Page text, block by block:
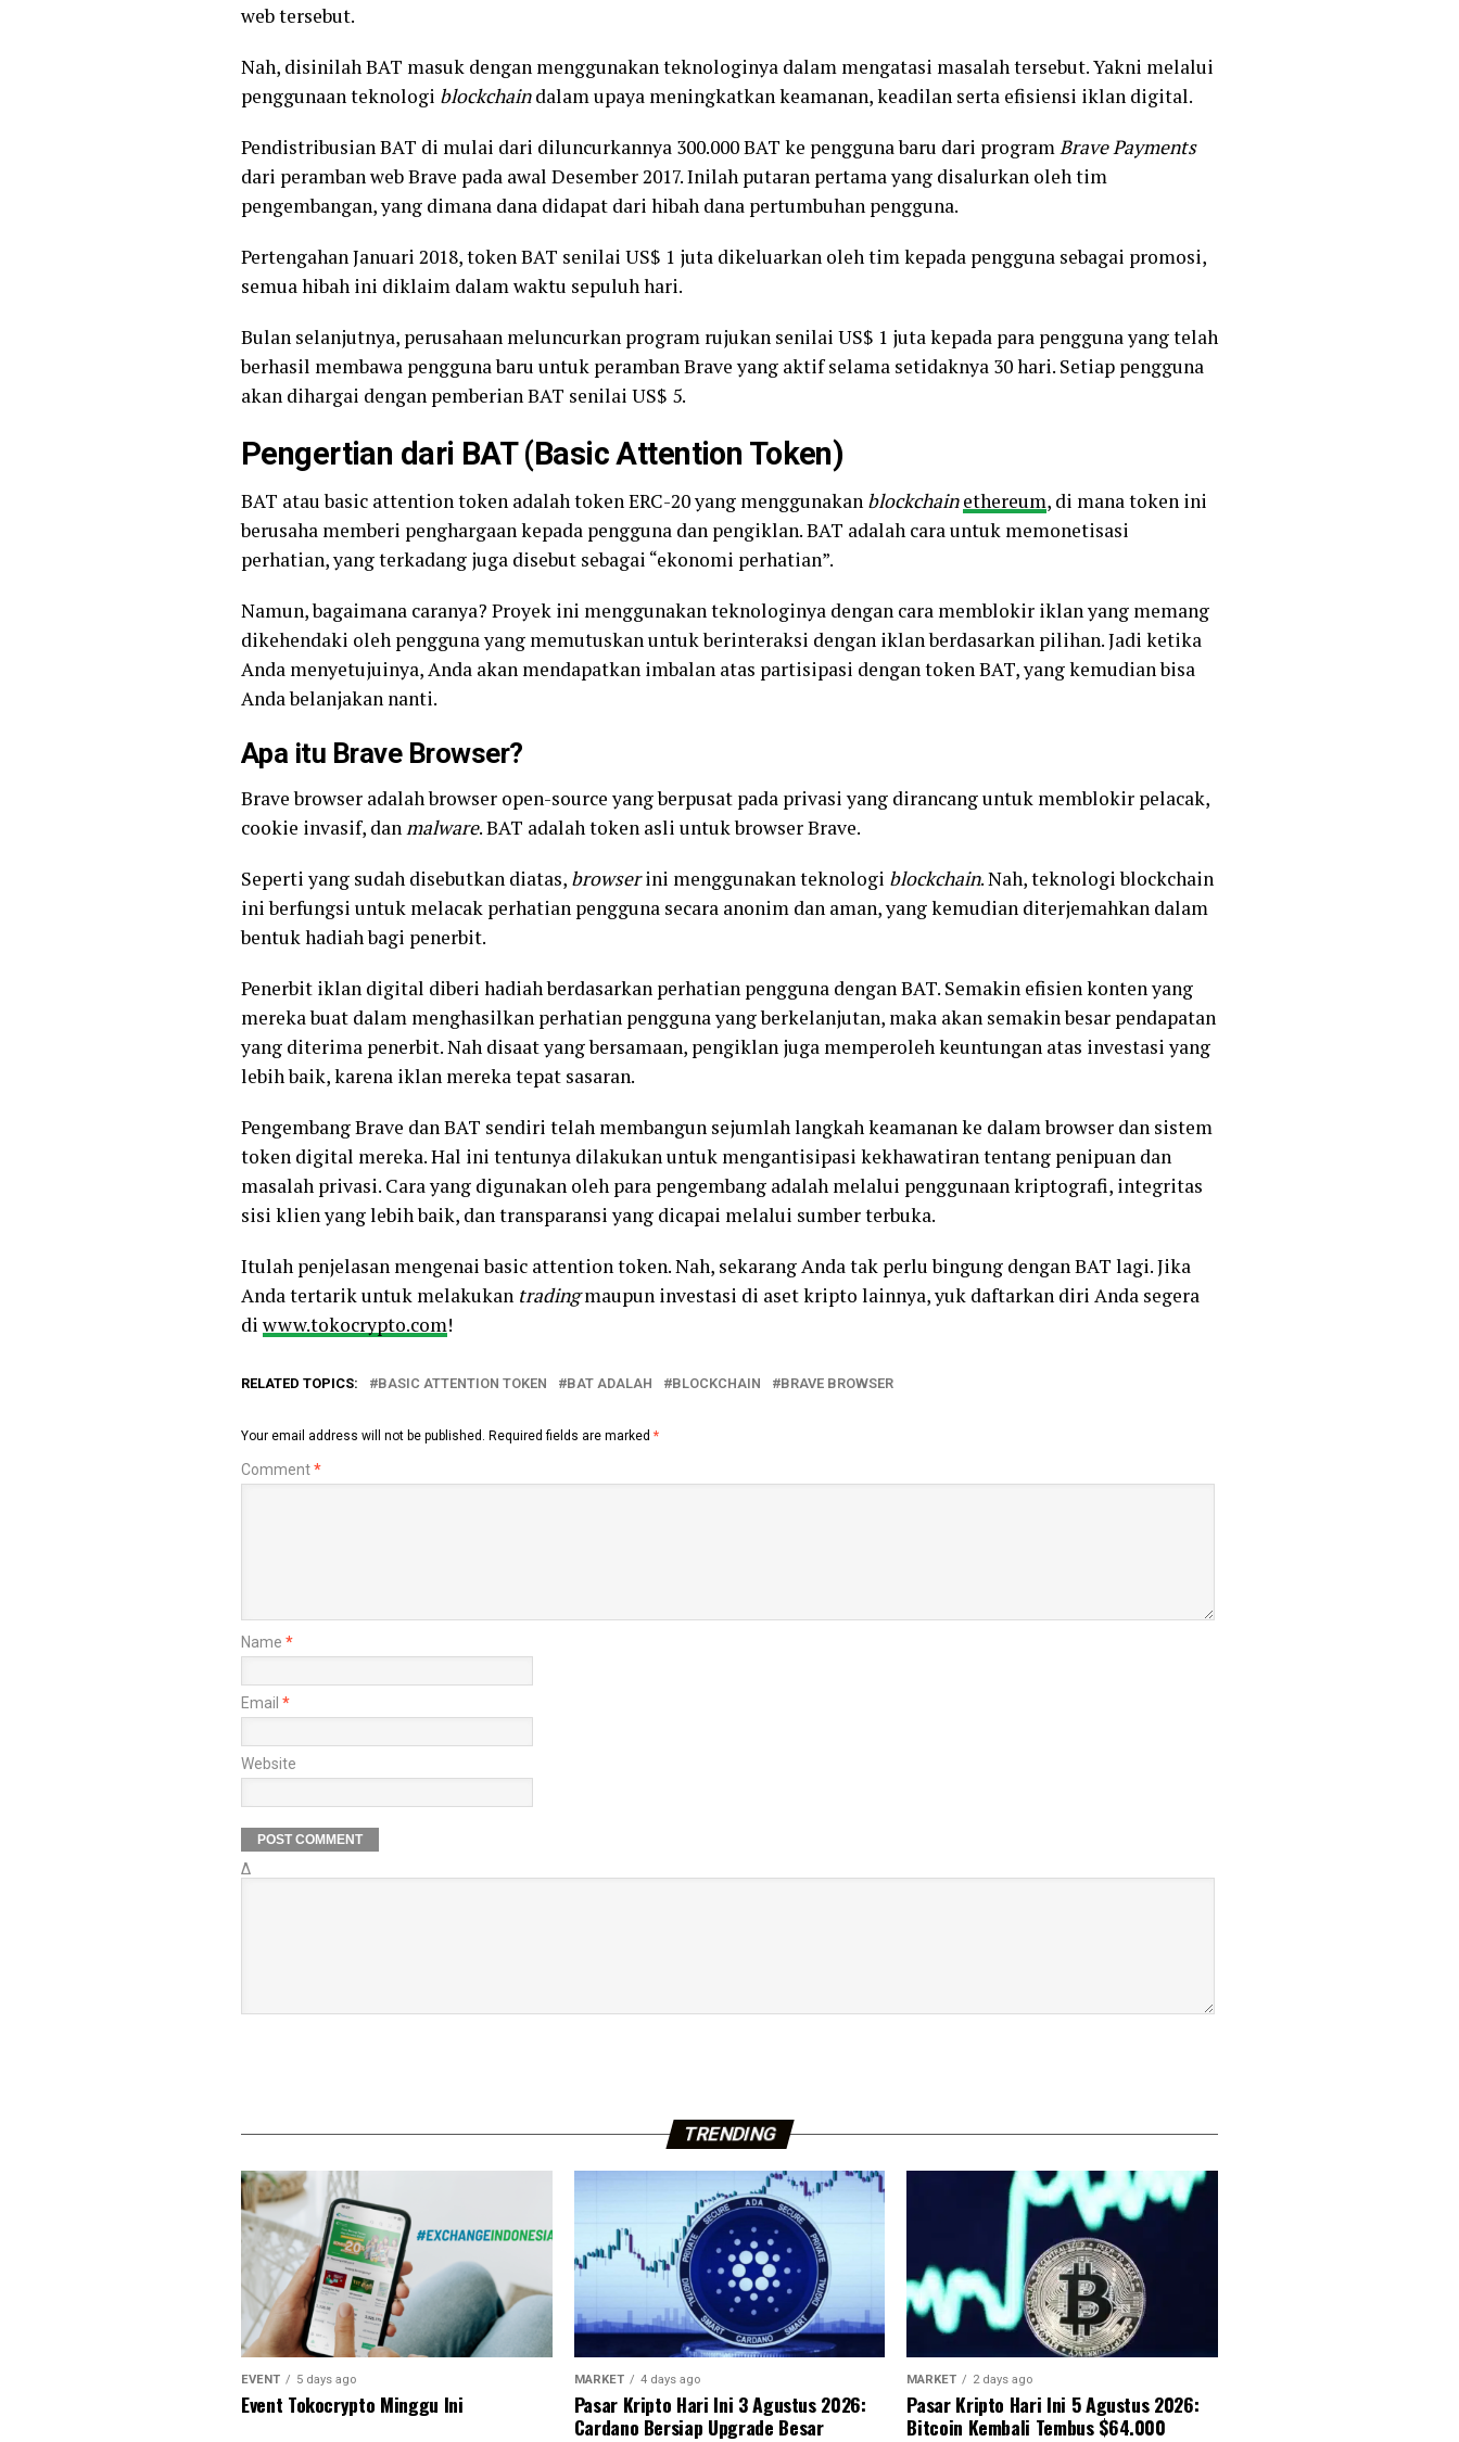
web tersebut.
Nah, disinilah BAT masuk dengan menggunakan teknologinya dalam mengatasi masalah tersebut. Yakni melalui
penggunaan teknologi blockchaindalam upaya meningkatkan keamanan, keadilan serta efisiensi iklan digital.
Pendistribusian BAT di mulai dari diluncurkannya 300.000 BAT ke pengguna baru dari programBrave Payments
dari peramban web Brave pada awal Desember 2017. Inilah putaran pertama yang disalurkan oleh tim
pengembangan, yang dimana dana didapat dari hibah dana pertumbuhan pengguna.
Pertengahan Januari 2018, token BAT senilai US$ 1 juta dikeluarkan oleh tim kepada pengguna sebagai promosi,
semua hibah ini diklaim dalam waktu sepuluh hari.
Bulan selanjutnya, perusahaan meluncurkan program rujukan senilai US$ 1 juta kepada para pengguna yang telah
berhasil membawa pengguna baru untuk peramban Brave yang aktif selama setidaknya 30 hari. Setiap pengguna
akan dihargai dengan pemberian BAT senilai US$ 5.
Pengertian dari BAT (Basic Attention Token)
BAT atau basic attention token adalah token ERC-20 yang menggunakan blockchain ethereum, di mana token ini
berusaha memberi penghargaan kepada pengguna dan pengiklan. BAT adalah cara untuk memonetisasi
perhatian, yang terkadang juga disebut sebagai “ekonomi perhatian”.
Namun, bagaimana caranya? Proyek ini menggunakan teknologinya dengan cara memblokir iklan yang memang
dikehendaki oleh pengguna yang memutuskan untuk berinteraksi dengan iklan berdasarkan pilihan. Jadi ketika
Anda menyetujuinya, Anda akan mendapatkan imbalan atas partisipasi dengan token BAT, yang kemudian bisa
Anda belanjakan nanti.
Apa itu Brave Browser?
Brave browser adalah browser open-source yang berpusat pada privasi yang dirancang untuk memblokir pelacak,
cookie invasif, danmalware. BAT adalah token asli untuk browser Brave.
Seperti yang sudah disebutkan diatas, browserini menggunakan teknologi blockchain. Nah, teknologi blockchain
ini berfungsi untuk melacak perhatian pengguna secara anonim dan aman, yang kemudian diterjemahkan dalam
bentuk hadiah bagi penerbit.
Penerbit iklan digital diberi hadiah berdasarkan perhatian pengguna dengan BAT. Semakin efisien konten yang
mereka buat dalam menghasilkan perhatian pengguna yang berkelanjutan, maka akan semakin besar pendapatan
yang diterima penerbit. Nah disaat yang bersamaan, pengiklan juga memperoleh keuntungan atas investasi yang
lebih baik, karena iklan mereka tepat sasaran.
Pengembang Brave dan BAT sendiri telah membangun sejumlah langkah keamanan ke dalam browser dan sistem
token digital mereka. Hal ini tentunya dilakukan untuk mengantisipasi kekhawatiran tentang penipuan dan
masalah privasi. Cara yang digunakan oleh para pengembang adalah melalui penggunaan kriptografi, integritas
sisi klien yang lebih baik, dan transparansi yang dicapai melalui sumber terbuka.
Itulah penjelasan mengenai basic attention token. Nah, sekarang Anda tak perlu bingung dengan BAT lagi. Jika
Anda tertarik untuk melakukan tradingmaupun investasi di aset kripto lainnya, yuk daftarkan diri Anda segera
di www.tokocrypto.com!
RELATED TOPICS: BASIC ATTENTION TOKEN BAT ADALAH BLOCKCHAIN BRAVE BROWSER
Your email address will not be published. Required fields are marked *
Comment*
Name *
Email *
Website
Δ
TRENDING
EVENT 5 days ago
Event Tokocrypto Minggu Ini
MARKET 4 days ago
Pasar Kripto Hari Ini 3 Agustus 2026:
Cardano Bersiap Upgrade Besar
MARKET 2 days ago
Pasar Kripto Hari Ini 5 Agustus 2026:
Bitcoin Kembali Tembus $64.000